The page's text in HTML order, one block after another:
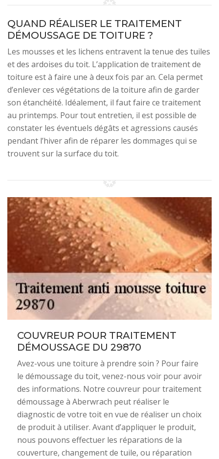
QUAND RÉALISER LE TRAITEMENT
DÉMOUSSAGE DE TOITURE ?
Les mousses et les lichens entravent la tenue des tuiles
et des ardoises du toit. L’application de traitement de
toiture est à faire une à deux fois par an. Cela permet
d’enlever ces végétations de la toiture afin de garder
son étanchéité. Idéalement, il faut faire ce traitement
au printemps. Pour tout entretien, il est possible de
constater les éventuels dégâts et agressions causés
pendant l’hiver afin de réparer les dommages qui se
trouvent sur la surface du toit.
COUVREUR POUR TRAITEMENT
DÉMOUSSAGE DU 29870
Avez-vous une toiture à prendre soin ? Pour faire
le démoussage du toit, venez-nous voir pour avoir
des informations. Notre couvreur pour traitement
démoussage à Aberwrach peut réaliser le
diagnostic de votre toit en vue de réaliser un choix
de produit à utiliser. Avant d’appliquer le produit,
nous pouvons effectuer les réparations de la
couverture, changement de tuile, ou réparation